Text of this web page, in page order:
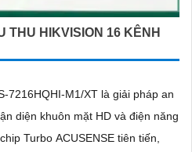
THU HIKVISION 16 KÊNH
7216HQHI-M1/XT là giải pháp an
diện khuôn mặt HD và điện năng